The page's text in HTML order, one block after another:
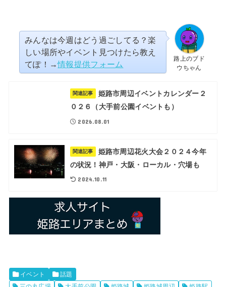
路上のブド
ウちゃん
みんなは今週はどう過ごしてる？楽
しい場所やイベント見つけたら教え
てぽ！→情報提供フォーム
関連記事
姫路市周辺イベントカレンダー２
０２６（大手前公園イベントも）
2026.08.01
関連記事
姫路市周辺花火大会２０２４今年
の状況！神戸・大阪・ローカル・穴場も
2024.10.11
イベント
話題